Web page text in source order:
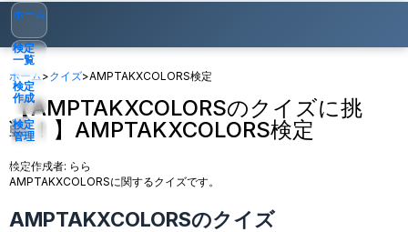
ホーム
検定
一覧
検定
作成
検定
管理
ゲスト▾
ホーム>クイズ>AMPTAKXCOLORS検定
【AMPTAKXCOLORSのクイズに挑
戦！】AMPTAKXCOLORS検定
検定作成者: らら
AMPTAKXCOLORSに関するクイズです。
AMPTAKXCOLORSのクイズ